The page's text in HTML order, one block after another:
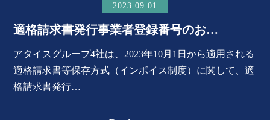
2023.09.01
適格請求書発行事業者登録番号のお…
アタイスグループ4社は、2023年10月1日から適用される
適格請求書等保存方式（インボイス制度）に関して、適
格請求書発行…